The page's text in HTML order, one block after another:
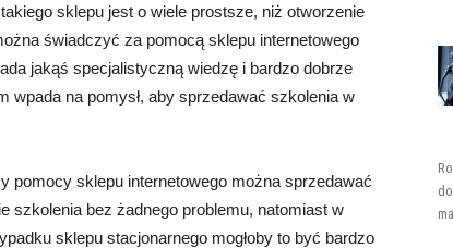
sklepu jest o wiele prostsze, niż otworzenie
świadczyć za pomocą sklepu internetowego
jakąś specjalistyczną wiedzę i bardzo dobrze
na pomysł, aby sprzedawać szkolenia w
pomocy sklepu internetowego można sprzedawać
szkolenia bez żadnego problemu, natomiast w
sklepu stacjonarnego mogłoby to być bardzo